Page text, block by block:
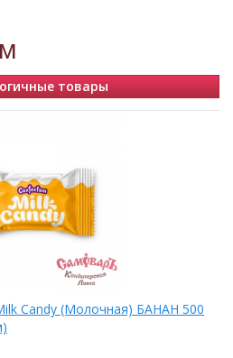
товары
Candy (Молочная) БАНАН 500